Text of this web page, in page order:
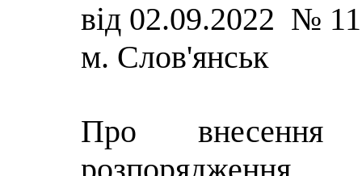
від 02.09.2022 №
м. Слов'янськ
Про